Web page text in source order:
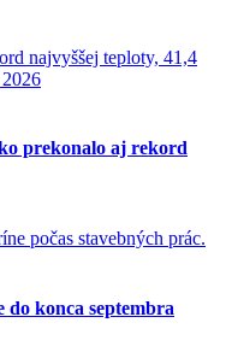
prekonalo aj rekord
do konca septembra